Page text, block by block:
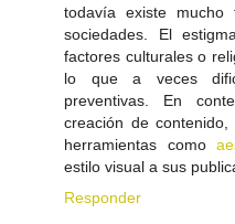
todavía existe
sociedades. El
factores culturales o
lo que a veces
preventivas. En
creación de
herramientas como
estilo visual a sus
Responder